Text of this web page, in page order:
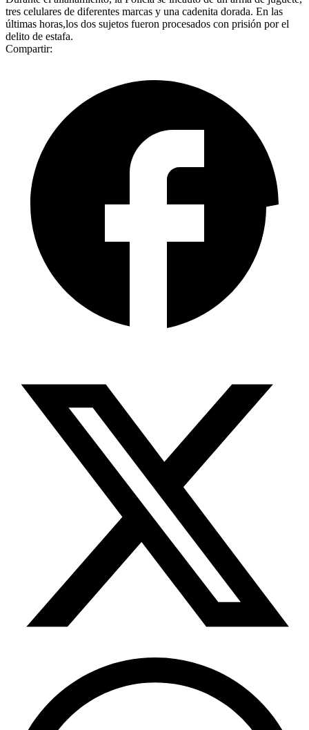
tres celulares de diferentes marcas y una cadenita dorada. En las
últimas horas,los dos sujetos fueron procesados con prisión por el
delito de estafa.
Compartir: